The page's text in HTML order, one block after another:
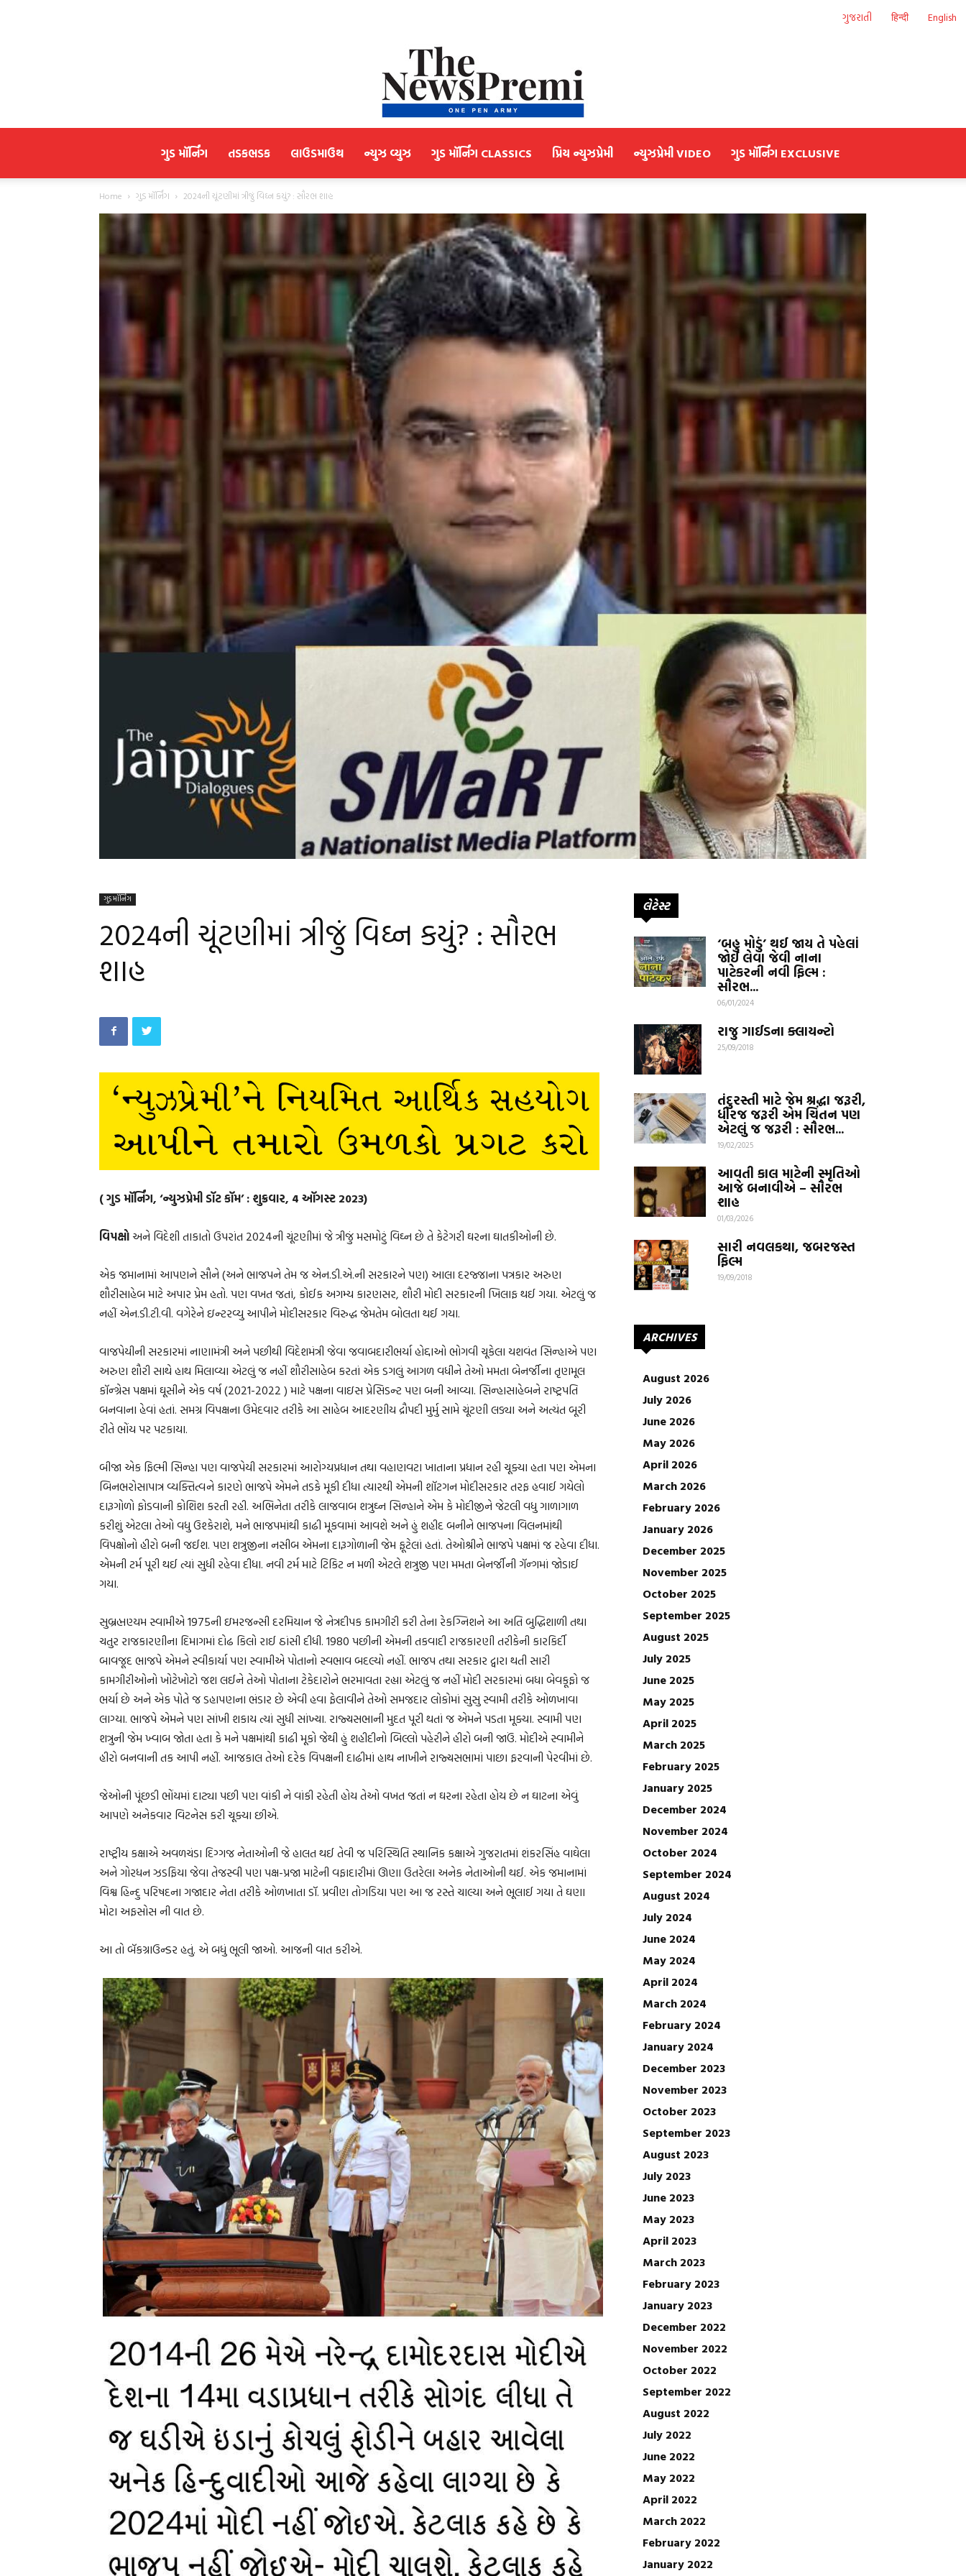
ગુજરાતી हिन्दी English
Gujarati
ગુડ મૉર્નિંગ તડકભડક લાઉડમાઉથ ન્યુઝ વ્યુઝ ગુડ મૉર્નિંગ CLASSICS પ્રિય ન્યુઝપ્રેમી ન્યુઝપ્રેમી VIDEO ગુડ મૉર્નિંગ EXCLUSIVE
Home ગુડ મૉર્નિંગ 2024ની ચૂંટણીમાં ત્રીજું વિઘ્ન કયું? : સૌરભ શાહ
ગુડ મૉર્નિંગ
2024ની ચૂંટણીમાં ત્રીજું વિઘ્ન કયું? : સૌરભ
શાહ
( ગુડ મૉર્નિંગ, ‘ન્યુઝપ્રેમી ડૉટ કૉમ’ : શુક્રવાર, 4 ઑગસ્ટ 2023)
વિપક્ષો અને વિદેશી તાકાતો ઉપરાંત 2024ની ચૂંટણીમાં જે ત્રીજું મસમોટું વિઘ્ન છે તે કેટેગરી ઘરના ઘાતકીઓની છે.
એક જમાનામાં આપણને સૌને (અને ભાજપને તેમ જ એન.ડી.એ.ની સરકારને પણ) આલા દરજ્જાના પત્રકાર અરુણ
શૌરીસાહેબ માટે અપાર પ્રેમ હતો. પણ વખત જતાં, કોઈક અગમ્ય કારણસર, શૌરી મોદી સરકારની ખિલાફ થઈ ગયા. એટલું જ
નહીં એન.ડી.ટી.વી. વગેરેને ઇન્ટરવ્યુ આપીને મોદીસરકાર વિરુદ્ધ જેમતેમ બોલતા થઈ ગયા.
વાજપેયીની સરકારમાં નાણામંત્રી અને પછીથી વિદેશમંત્રી જેવા જવાબદારીભર્યા હોદ્દાઓ ભોગવી ચૂકેલા યશવંત સિન્હાએ પણ
અરુણ શૌરી સાથે હાથ મિલાવ્યા એટલું જ નહીં શૌરીસાહેબ કરતાં એક ડગલું આગળ વધીને તેઓ મમતા બેનર્જીના તૃણમૂલ
કૉન્ગ્રેસ પક્ષમાં ઘૂસીને એક વર્ષ (2021-2022 ) માટે પક્ષના વાઇસ પ્રેસિડન્ટ પણ બની આવ્યા. સિન્હાસાહેબને રાષ્ટ્રપતિ
બનવાના હેવાં હતાં. સમગ્ર વિપક્ષના ઉમેદવાર તરીકે આ સાહેબ આદરણીય દ્રૌપદી મુર્મુ સામે ચૂંટણી લડ્યા અને અત્યંત બૂરી
રીતે ભોંય પર પટકાયા.
બીજા એક ફિલ્મી સિન્હા પણ વાજપેયી સરકારમાં આરોગ્યપ્રધાન તથા વહાણવટા ખાતાના પ્રધાન રહી ચૂક્યા હતા પણ એમના
બિનભરોસાપાત્ર વ્યક્તિત્વને કારણે ભાજપે એમને તડકે મૂકી દીધા ત્યારથી એમની શૉટગન મોદીસરકાર તરફ હવાઈ ગયેલો
દારૂગોળો ફોડવાની કોશિશ કરતી રહી. અભિનેતા તરીકે લાજવાબ શત્રુઘ્ન સિન્હાને એમ કે મોદીજીને જેટલી વધુ ગાળાગાળ
કરીશું એટલા તેઓ વધુ ઉશ્કેરાશે, મને ભાજપમાંથી કાઢી મૂકવામાં આવશે અને હું શહીદ બનીને ભાજપના વિલનમાંથી
વિપક્ષોનો હીરો બની જઈશ. પણ શત્રુજીના નસીબ એમના દારૂગોળાની જેમ ફૂટેલાં હતાં. તેઓશ્રીને ભાજપે પક્ષમાં જ રહેવા દીધા.
એમની ટર્મ પૂરી થઈ ત્યાં સુધી રહેવા દીધા. નવી ટર્મ માટે ટિકિટ ન મળી એટલે શત્રુજી પણ મમતા બેનર્જીની ગૅન્ગમાં જોડાઈ
ગયા.
સુબ્રહ્મણ્યમ સ્વામીએ 1975ની ઇમરજન્સી દરમિયાન જે નેત્રદીપક કામગીરી કરી તેના રેકગ્નિશને આ અતિ બુદ્ધિશાળી તથા
ચતુર રાજકારણીના દિમાગમાં દોઢ કિલો રાઈ ઠાંસી દીધી. 1980 પછીની એમની તકવાદી રાજકારણી તરીકેની કારકિર્દી
બાવજૂદ ભાજપે એમને સ્વીકાર્યા પણ સ્વામીએ પોતાનો સ્વભાવ બદલ્યો નહીં. ભાજપ તથા સરકાર દ્વારા થતી સારી
કામગીરીઓનો ખોટેખોટો જશ લઈને તેઓ પોતાના ટેકેદારોને ભરમાવતા રહ્યા એટલું જ નહીં મોદી સરકારમાં બધા બેવકૂફો જ
ભર્યા છે અને એક પોતે જ ડહાપણના ભંડાર છે એવી હવા ફેલાવીને તેઓ સમજદાર લોકોમાં સુસુ સ્વામી તરીકે ઓળખાવા
લાગ્યા. ભાજપે એમને પણ સાંખી શકાય ત્યાં સુધી સાંખ્યા. રાજ્યસભાની મુદત પૂરી થતાં જ એમને પડતા મૂક્યા. સ્વામી પણ
શત્રુની જેમ ખ્વાબ જોતા હતા કે મને પક્ષમાંથી કાઢી મૂકો જેથી હું શહીદીનો બિલ્લો પહેરીને હીરો બની જાઉં. મોદીએ સ્વામીને
હીરો બનવાની તક આપી નહીં. આજકાલ તેઓ દરેક વિપક્ષની દાઢીમાં હાથ નાખીને રાજ્યસભામાં પાછા ફરવાની પેરવીમાં છે.
જેઓની પૂંછડી ભોંયમાં દાટ્યા પછી પણ વાંકી ને વાંકી રહેતી હોય તેઓ વખત જતાં ન ઘરના રહેતા હોય છે ન ઘાટના એવું
આપણે અનેકવાર વિટનેસ કરી ચૂક્યા છીએ.
રાષ્ટ્રીય કક્ષાએ અવળચંડા દિગ્ગજ નેતાઓની જે હાલત થઈ તેવી જ પરિસ્થિતિ સ્થાનિક કક્ષાએ ગુજરાતમાં શંકરસિંહ વાઘેલા
અને ગોરધન ઝડફિયા જેવા તેજસ્વી પણ પક્ષ-પ્રજા માટેની વફાદારીમાં ઊણા ઉતરેલા અનેક નેતાઓની થઈ. એક જમાનામાં
વિશ્વ હિન્દુ પરિષદના ગજાદાર નેતા તરીકે ઓળખાતા ડૉ. પ્રવીણ તોગડિયા પણ આ જ રસ્તે ચાલ્યા અને ભૂલાઈ ગયા તે ઘણા
મોટા અફસોસ ની વાત છે.
આ તો બૅકગ્રાઉન્ડર હતું. એ બધું ભૂલી જાઓ. આજની વાત કરીએ.
લેટેસ્ટ
‘બહુ મોડું’ થઈ જાય તે પહેલાં
જોઈ લેવા જેવી નાના
પાટેકરની નવી ફિલ્મ :
સૌરભ...
06/01/2024
રાજુ ગાઈડના ક્લાયન્ટો
25/09/2018
તંદુરસ્તી માટે જેમ શ્રદ્ધા જરૂરી,
ધીરજ જરૂરી એમ ચિંતન પણ
એટલું જ જરૂરી : સૌરભ...
19/02/2025
આવતી કાલ માટેની સ્મૃતિઓ
આજે બનાવીએ – સૌરભ
શાહ
01/03/2026
સારી નવલકથા, જબરજસ્ત
ફિલ્મ
19/09/2018
ARCHIVES
August 2026
July 2026
June 2026
May 2026
April 2026
March 2026
February 2026
January 2026
December 2025
November 2025
October 2025
September 2025
August 2025
July 2025
June 2025
May 2025
April 2025
March 2025
February 2025
January 2025
December 2024
November 2024
October 2024
September 2024
August 2024
July 2024
June 2024
May 2024
April 2024
March 2024
February 2024
January 2024
December 2023
November 2023
October 2023
September 2023
August 2023
July 2023
June 2023
May 2023
April 2023
March 2023
February 2023
January 2023
December 2022
November 2022
October 2022
September 2022
August 2022
July 2022
June 2022
May 2022
April 2022
March 2022
February 2022
January 2022